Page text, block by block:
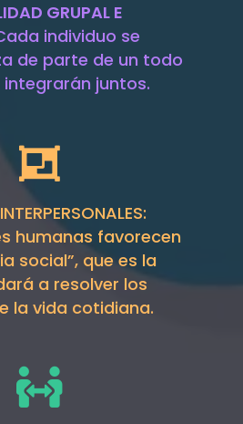
GRUPAL E
individuo se
de parte de un todo
juntos.
humanas favorecen
social”, que es la
a resolver los
la vida cotidiana.